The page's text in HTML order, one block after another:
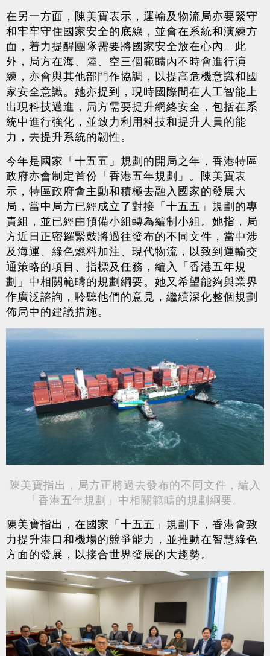
在另一方面，陳美寶表示，運輸及物流局亦要緊守
和牢牢守住國家安全的底線，並會在系統和演練方
面，着力提醒團隊需要將國家安全放在心內。此
外，局方在海、陸、空三個範疇內不時會進行演
練，亦會與其他部門作協調，以提高危機意識和國
家安全意識。她亦提到，現時國際間在人工智能上
出現科技邁進，局方需要提升網絡安全，包括在系
統中進行強化，並致力利用科技和提升人員的能
力，去提升系統的韌性。
今年是國家「十五五」規劃的開局之年，香港特區
政府亦會制定首份「香港五年規劃」。陳美寶表
示，特區政府會主動和積極去融入國家的發展大
局，當中局方已經成立了對接「十五五」規劃的專
責組，並已經由預備小組轉為編制小組。她指，局
方近日正密鑼緊鼓將過往發布的不同文件，當中涉
及海運、綠色燃料加注、現代物流，以致到運輸交
通策略的項目、指標及任務，編入「香港五年規
劃」中相關範疇的規劃綱要。她又希望能夠與業界
作廣泛諮詢，聆聽他們的意見，繼續深化整個規劃
佈局中的建議措施。
陳美寶指出，局方正將過去發布的不同文件，編入
「香港五年規劃」中相關範疇的規劃綱要。
陳美寶指出，在國家「十五五」規劃下，香港會致
力提升港口和機場的競爭能力，並推動在智慧綠色
方面的發展，以接合世界發展的大趨勢。